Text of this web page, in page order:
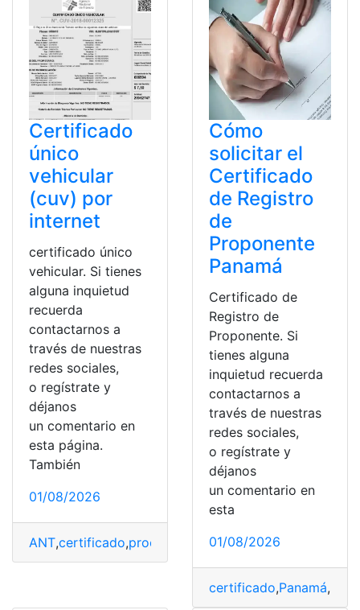
Certificado
único
vehicular
(cuv) por
internet
certificado único
vehicular. Si tienes
alguna inquietud
recuerda
contactarnos a
través de nuestras
redes sociales,
o regístrate y
déjanos
un comentario en
esta página.
También
01/08/2026
ANT,certificado,proceso Requisitos,Vehiculo
Cómo
solicitar el
Certificado
de Registro
de
Proponente
Panamá
Certificado de
Registro de
Proponente. Si
tienes alguna
inquietud recuerda
contactarnos a
través de nuestras
redes sociales,
o regístrate y
déjanos
un comentario en
esta
01/08/2026
certificado,Panamá,